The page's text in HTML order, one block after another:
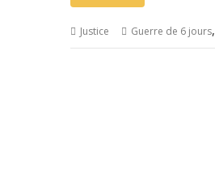
Justice Guerre de 6 jours,